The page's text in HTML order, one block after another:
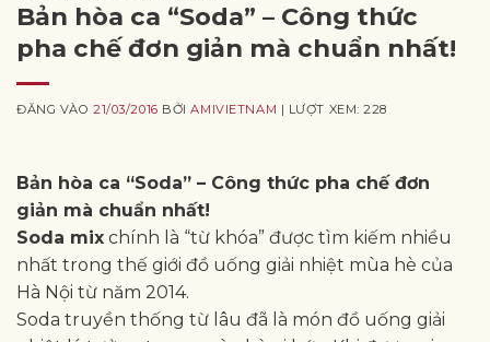
Bản hòa ca “Soda” – Công thức
pha chế đơn giản mà chuẩn nhất!
ĐĂNG VÀO21/03/2016 BỞIAMIVIETNAM | LƯỢT XEM: 228
Bản hòa ca “Soda” – Công thức pha chế đơn
giản mà chuẩn nhất!
Soda mix chính là “từ khóa” được tìm kiếm nhiều
nhất trong thế giới đồ uống giải nhiệt mùa hè của
Hà Nội từ năm 2014.
Soda truyền thống từ lâu đã là món đồ uống giải